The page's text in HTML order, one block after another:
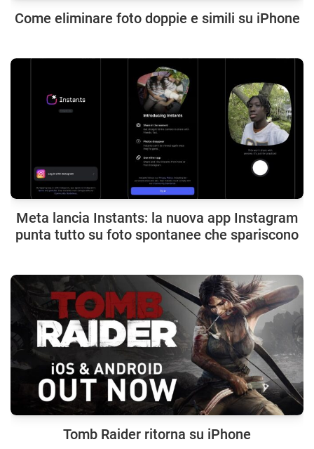
Come eliminare foto doppie e simili su iPhone
Meta lancia Instants: la nuova app Instagram
punta tutto su foto spontanee che spariscono
Tomb Raider ritorna su iPhone